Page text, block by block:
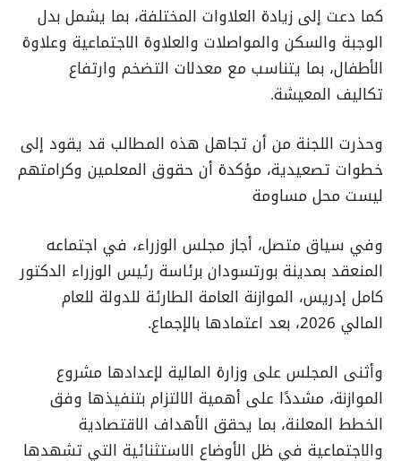
كما دعت إلى زيادة العلاوات المختلفة، بما يشمل بدل
الوجبة والسكن والمواصلات والعلاوة الاجتماعية وعلاوة
الأطفال، بما يتناسب مع معدلات التضخم وارتفاع
تكاليف المعيشة.
وحذرت اللجنة من أن تجاهل هذه المطالب قد يقود إلى
خطوات تصعيدية، مؤكدة أن حقوق المعلمين وكرامتهم
ليست محل مساومة
وفي سياق متصل، أجاز مجلس الوزراء، في اجتماعه
المنعقد بمدينة بورتسودان برئاسة رئيس الوزراء الدكتور
كامل إدريس، الموازنة العامة الطارئة للدولة للعام
المالي 2026، بعد اعتمادها بالإجماع.
وأثنى المجلس على وزارة المالية لإعدادها مشروع
الموازنة، مشددًا على أهمية الالتزام بتنفيذها وفق
الخطط المعلنة، بما يحقق الأهداف الاقتصادية
والاجتماعية في ظل الأوضاع الاستثنائية التي تشهدها